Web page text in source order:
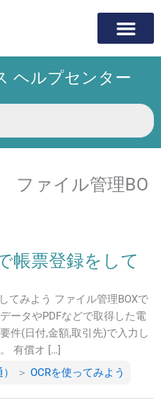
ヘルプセンター
ファイル管理BO
帳票登録をして
てみよう ファイル管理BOXで
ータやPDFなどで取得した電
件(日付,金額,取引先)で入力し
有償オ […]
＞ OCRを使ってみよう